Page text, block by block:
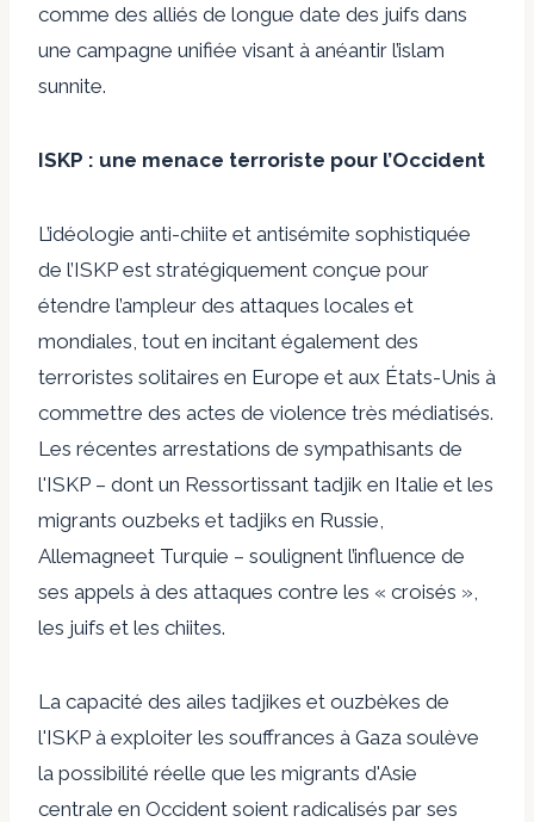
comme des alliés de longue date des juifs dans
une campagne unifiée visant à anéantir l’islam
sunnite.
ISKP : une menace terroriste pour l’Occident
L’idéologie anti-chiite et antisémite sophistiquée
de l’ISKP est stratégiquement conçue pour
étendre l’ampleur des attaques locales et
mondiales, tout en incitant également des
terroristes solitaires en Europe et aux États-Unis à
commettre des actes de violence très médiatisés.
Les récentes arrestations de sympathisants de
l'ISKP – dont un Ressortissant tadjik en Italie et les
migrants ouzbeks et tadjiks en Russie
Allemagneet Turquie – soulignent l’influence de
ses appels à des attaques contre les « croisés »,
les juifs et les chiites.
La capacité des ailes tadjikes et ouzbèkes de
l'ISKP à exploiter les souffrances à Gaza soulève
la possibilité réelle que les migrants d'Asie
centrale en Occident soient radicalisés par ses